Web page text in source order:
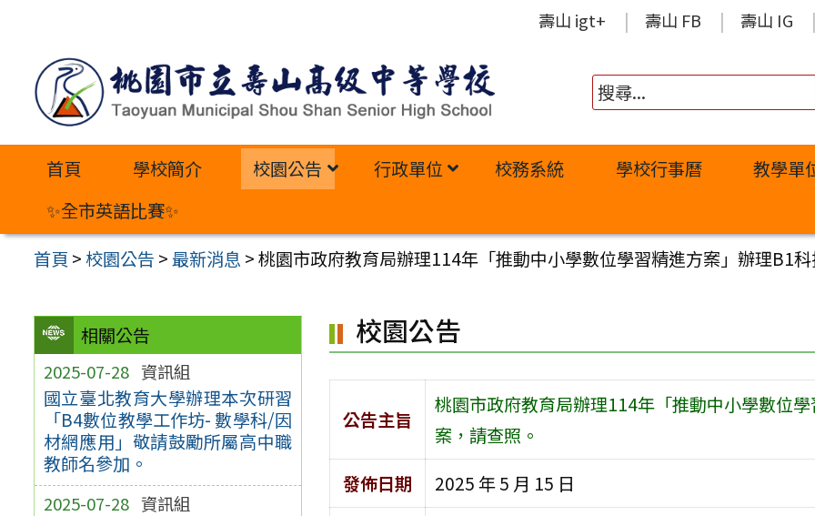
內
壽山 igt+ 壽山 FB 壽山 IG
首頁 學校簡介 校園公告 行政單位 校務系統 學校行事曆 教學單
✨全市英語比賽✨
首頁 >校園公告 >最新消息 >桃園市政府教育局辦理114年「推動中小學數位學習精進方案」辦理B1
相關公告
2025-07-28 資訊組
國立臺北教育大學辦理本次研習
「B4數位教學工作坊- 數學科/因
材網應用」敬請鼓勵所屬高中職
教師名參加。
2025-07-28 資訊組
校園公告
公告主旨
桃園市政府教育局辦理114年「推動中小學數位
案，請查照。
發佈日期
2025 年 5 月 15 日